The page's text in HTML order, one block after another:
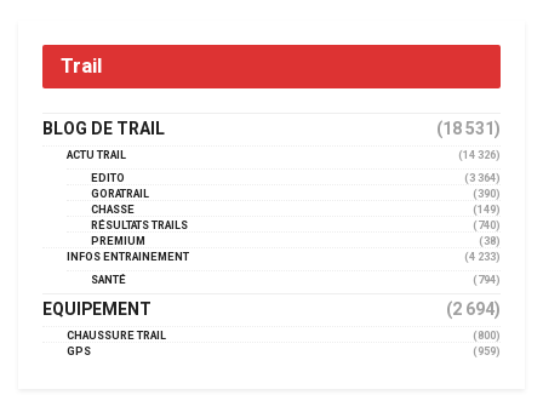
Trail
BLOG DE TRAIL (18 531)
ACTU TRAIL
(14 326)
EDITO
(3 364)
GORATRAIL
(390)
CHASSE
(149)
RÉSULTATS TRAILS
(740)
PREMIUM
(38)
INFOS ENTRAINEMENT
(4 233)
SANTÉ
(794)
EQUIPEMENT (2 694)
CHAUSSURE TRAIL
(800)
GPS
(959)